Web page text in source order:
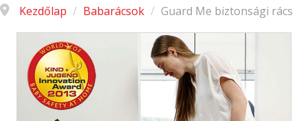
Kezdőlap / Babarácsok / Guard Me biztonsági rács